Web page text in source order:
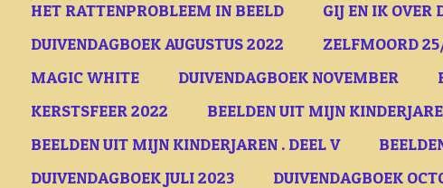
HET RATTENPROBLEEM IN BEELD
GIJ EN IK OVER
DUIVENDAGBOEK AUGUSTUS 2022
ZELFMOORD
MAGIC WHITE
DUIVENDAGBOEK NOVEMBER
KERSTSFEER 2022
BEELDEN UIT MIJN
BEELDEN UIT MIJN KINDERJAREN . DEEL V
DUIVENDAGBOEK JULI 2023
DUIVENDAGBOEK